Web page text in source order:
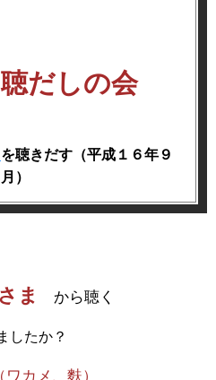
だしの会
を聴きだす（平成１６年９
月）
ま から聴く
したか？
カメ、麩）